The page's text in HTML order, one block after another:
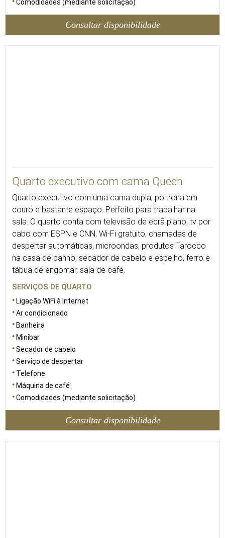
Comodidades (mediante solicitação)
Consultar disponibilidade
Quarto executivo com cama Queen
Quarto executivo com uma cama dupla, poltrona em
couro e bastante espaço. Perfeito para trabalhar na
sala. O quarto conta com televisão de ecrã plano, tv por
cabo com ESPN e CNN, Wi-Fi gratuito, chamadas de
despertar automáticas, microondas, produtos Tarocco
na casa de banho, secador de cabelo e espelho, ferro e
tábua de engomar, sala de café.
SERVIÇOS DE QUARTO
Ligação WiFi à Internet
Ar condicionado
Banheira
Minibar
Secador de cabelo
Serviço de despertar
Telefone
Máquina de café
Comodidades (mediante solicitação)
Consultar disponibilidade